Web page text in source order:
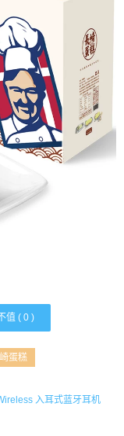
值 ( 0 )
蛋糕
入耳式蓝牙耳机